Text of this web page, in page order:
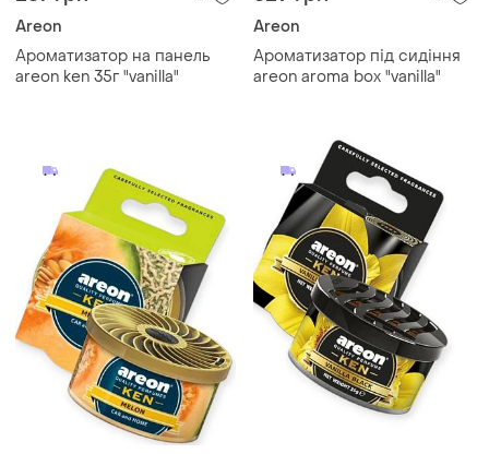
Areon
Ароматизатор на панель
areon ken 35г "vanilla"
Areon
Ароматизатор під сидіння
areon aroma box "vanilla"